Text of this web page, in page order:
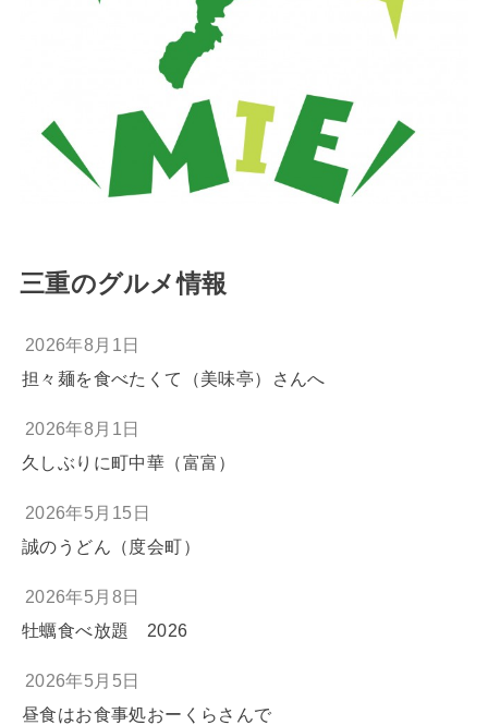
三重のグルメ情報
2026年8月1日
担々麺を食べたくて（美味亭）さんへ
2026年8月1日
久しぶりに町中華（富富）
2026年5月15日
誠のうどん（度会町）
2026年5月8日
牡蠣食べ放題 2026
2026年5月5日
昼食はお食事処おーくらさんで